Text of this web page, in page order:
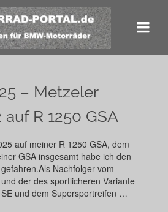
– Metzeler
R 1250 GSA
auf meiner R 1250 GSA, dem
GSA insgesamt habe ich den
Nachfolger vom
der des sportlicheren Variante
und dem Supersportreifen …